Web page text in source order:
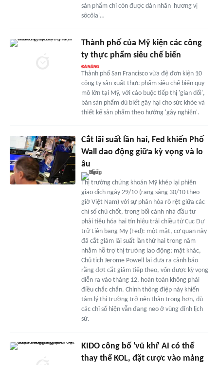
sản phẩm chỉ còn được dán nhãn 'hương vị
sôcôla'…
Thành phố của Mỹ kiện các công
ty thực phẩm siêu chế biến
Thành phố San Francisco vừa đệ đơn kiện 10
công ty sản xuất thực phẩm siêu chế biến quy
mô lớn tại Mỹ, với cáo buộc tiếp thị 'gian dối',
bán sản phẩm dù biết gây hại cho sức khỏe và
thiết kế sản phẩm theo hướng 'gây nghiện'.
Cắt lãi suất lần hai, Fed khiến Phố
Wall dao động giữa kỳ vọng và lo
âu
Thị trường chứng khoán Mỹ khép lại phiên
giao dịch ngày 29/10 (rạng sáng 30/10 theo
giờ Việt Nam) với sự phân hóa rõ rệt giữa các
chỉ số chủ chốt, trong bối cảnh nhà đầu tư
phải tiêu hóa hai tín hiệu trái chiều từ Cục Dự
trữ Liên bang Mỹ (Fed): một mặt, cơ quan này
đã cắt giảm lãi suất lần thứ hai trong năm
nhằm hỗ trợ thị trường lao động; mặt khác,
Chủ tịch Jerome Powell lại đưa ra cảnh báo
rằng đợt cắt giảm tiếp theo, vốn được kỳ vọng
diễn ra vào tháng 12, hoàn toàn không phải
điều chắc chắn. Chính thông điệp này khiến
tâm lý thị trường trở nên thận trọng hơn, dù
các chỉ số hiện vẫn đang neo ở vùng đỉnh lịch
sử.
KIDO công bố 'vũ khí' AI có thể
thay thế KOL, đặt cược vào mảng